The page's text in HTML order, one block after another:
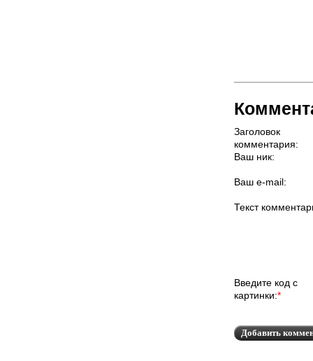
Заголовок
комментария:
Ваш ник:
Ваш e-mail:
Текст
Введите код с
картинки:*